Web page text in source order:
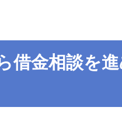
借金相談を